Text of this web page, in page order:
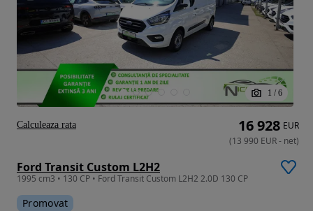
1 / 6
Ford Transit Custom L2H2
1995 cm3 • 130 CP • Ford Transit Custom L2H2 2.0D 130 CP
Promovat
16 928 EUR
(13 990 EUR- net)
Calculeaza rata